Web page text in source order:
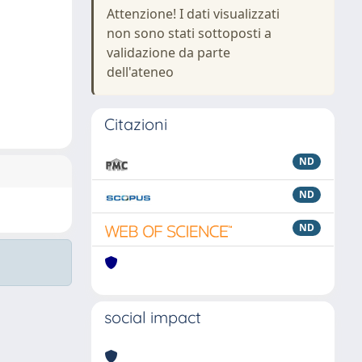
Attenzione! I dati visualizzati
non sono stati sottoposti a
validazione da parte
dell'ateneo
Citazioni
ND
ND
ND
social impact